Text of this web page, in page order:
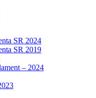
SR 2024
SR 2019
– 2024